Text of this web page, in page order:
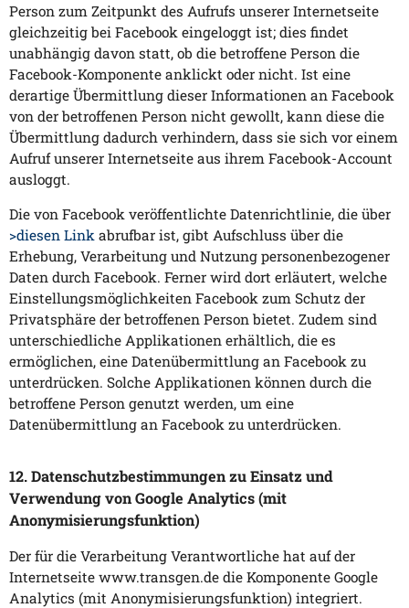
Person zum Zeitpunkt des Aufrufs unserer Internetseite
gleichzeitig bei Facebook eingeloggt ist; dies findet
unabhängig davon statt, ob die betroffene Person die
Facebook-Komponente anklickt oder nicht. Ist eine
derartige Übermittlung dieser Informationen an Facebook
von der betroffenen Person nicht gewollt, kann diese die
Übermittlung dadurch verhindern, dass sie sich vor einem
Aufruf unserer Internetseite aus ihrem Facebook-Account
ausloggt.
Die von Facebook veröffentlichte Datenrichtlinie, die über
>diesen Link abrufbar ist, gibt Aufschluss über die
Erhebung, Verarbeitung und Nutzung personenbezogener
Daten durch Facebook. Ferner wird dort erläutert, welche
Einstellungsmöglichkeiten Facebook zum Schutz der
Privatsphäre der betroffenen Person bietet. Zudem sind
unterschiedliche Applikationen erhältlich, die es
ermöglichen, eine Datenübermittlung an Facebook zu
unterdrücken. Solche Applikationen können durch die
betroffene Person genutzt werden, um eine
Datenübermittlung an Facebook zu unterdrücken.
12. Datenschutzbestimmungen zu Einsatz und
Verwendung von Google Analytics (mit
Anonymisierungsfunktion)
Der für die Verarbeitung Verantwortliche hat auf der
Internetseite www.transgen.de die Komponente Google
Analytics (mit Anonymisierungsfunktion) integriert.